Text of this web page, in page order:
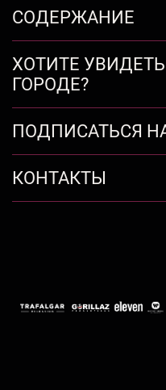
СОДЕРЖАНИЕ
ХОТИТЕ
ГОРОДЕ?
ПОДПИСАТЬСЯ
КОНТАКТЫ